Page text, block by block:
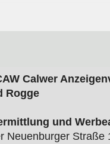
Calwer
Rogge
und
Neuenburger Straße